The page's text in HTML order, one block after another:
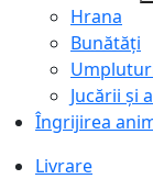
Hrana
Bunătăți
Jucării și
Îngrijirea
Livrare